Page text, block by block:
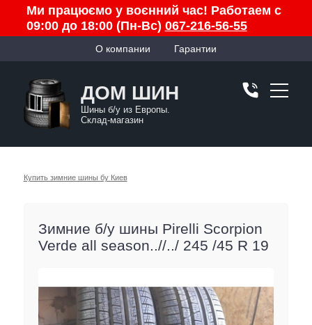
Ми працюємо у воєнний час! Работаем с
09:00 до 18:00 (Пн-Вс) 067-216-56-55
О компании Гарантии
ДОМ ШИН
Шины б/у из Европы.
Склад-магазин
Купить зимние шины бу Киев
Зимние б/у шины Pirelli Scorpion
Verde all season..//../ 245 /45 R 19